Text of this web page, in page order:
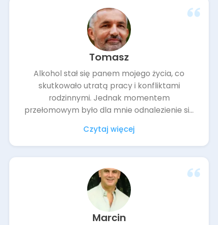
Tomasz
Alkohol stał się panem mojego życia, co
skutkowało utratą pracy i konfliktami
rodzinnymi. Jednak momentem
przełomowym było dla mnie odnalezienie się
Czytaj więcej
Marcin